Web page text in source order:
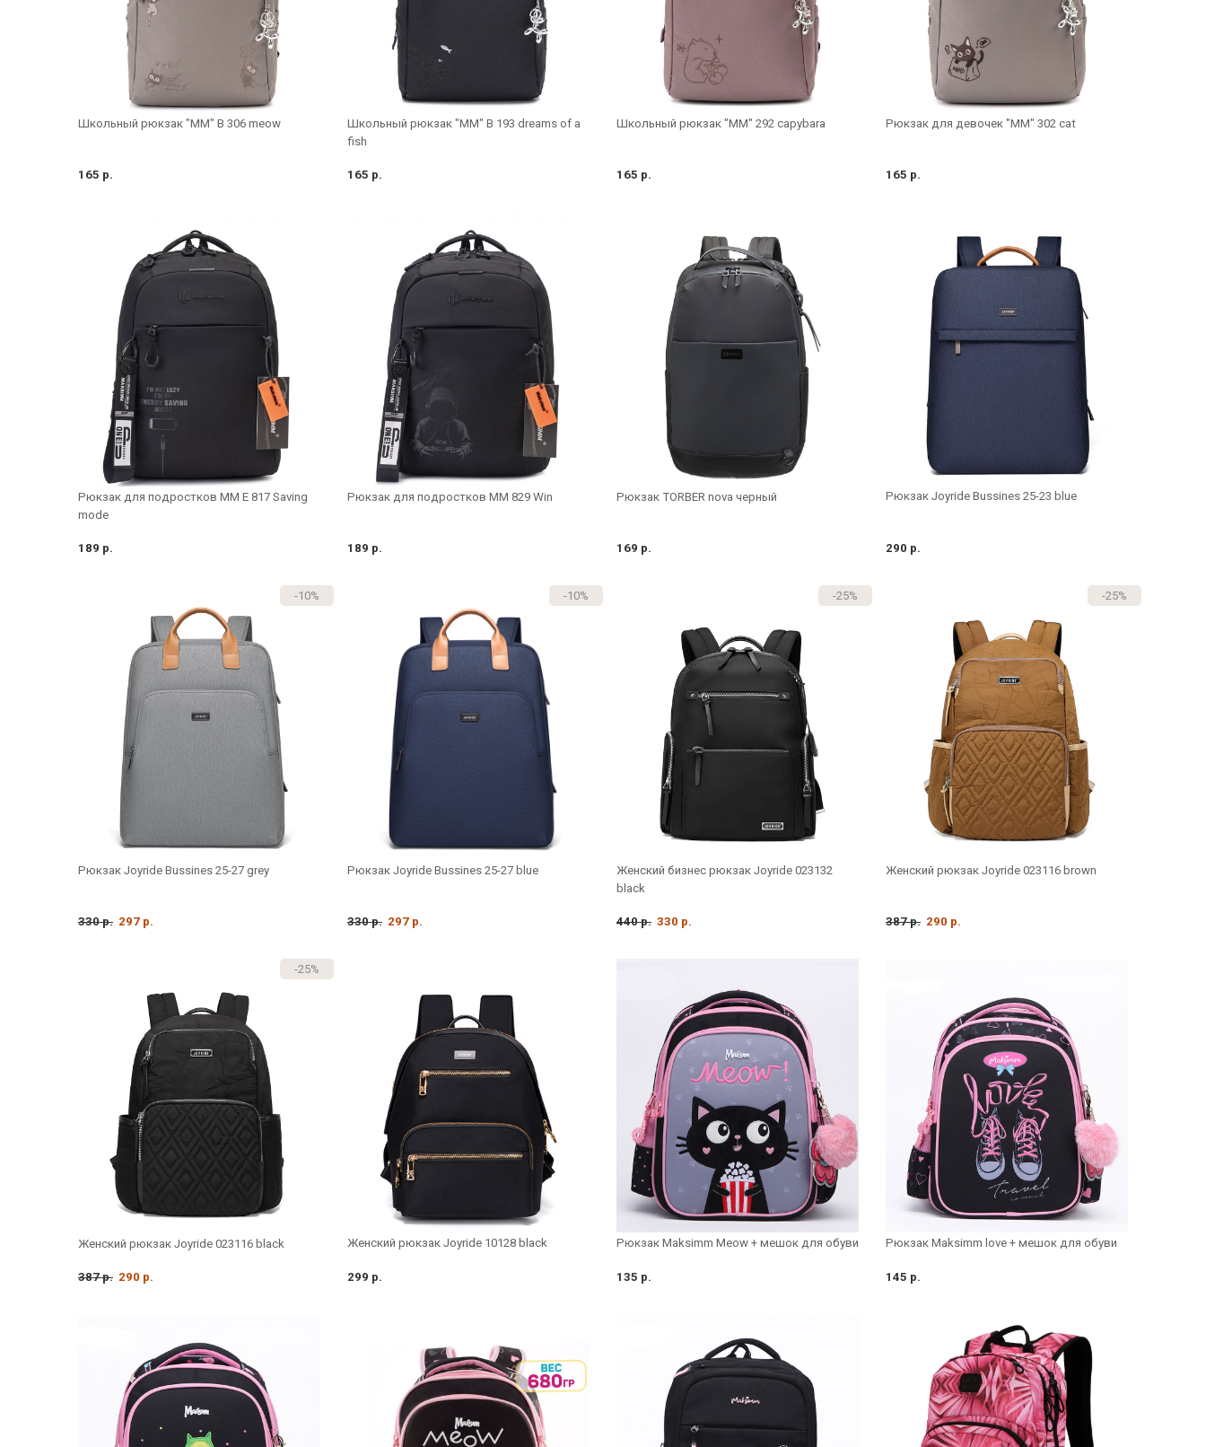
Школьный рюкзак "MM" B 306 meow
165 р.
Школьный рюкзак "MM" B 193 dreams of a
fish
165 р.
Школьный рюкзак "MM" 292 capybara
165 р.
Рюкзак для девочек "MM" 302 cat
165 р.
Рюкзак для подростков MM E 817 Saving
mode
189 р.
Рюкзак для подростков MM 829 Win
189 р.
Рюкзак TORBER nova черный
169 р.
Рюкзак Joyride Bussines 25-23 blue
290 р.
-10%
Рюкзак Joyride Bussines 25-27 grey
330 р. 297 р.
-10%
Рюкзак Joyride Bussines 25-27 blue
330 р. 297 р.
-25%
Женский бизнес рюкзак Joyride 023132
black
440 р. 330 р.
-25%
Женский рюкзак Joyride 023116 brown
387 р. 290 р.
-25%
Женский рюкзак Joyride 023116 black
387 р. 290 р.
Женский рюкзак Joyride 10128 black
299 р.
Рюкзак Maksimm Meow + мешок для обуви
135 р.
Рюкзак Maksimm love + мешок для обуви
145 р.